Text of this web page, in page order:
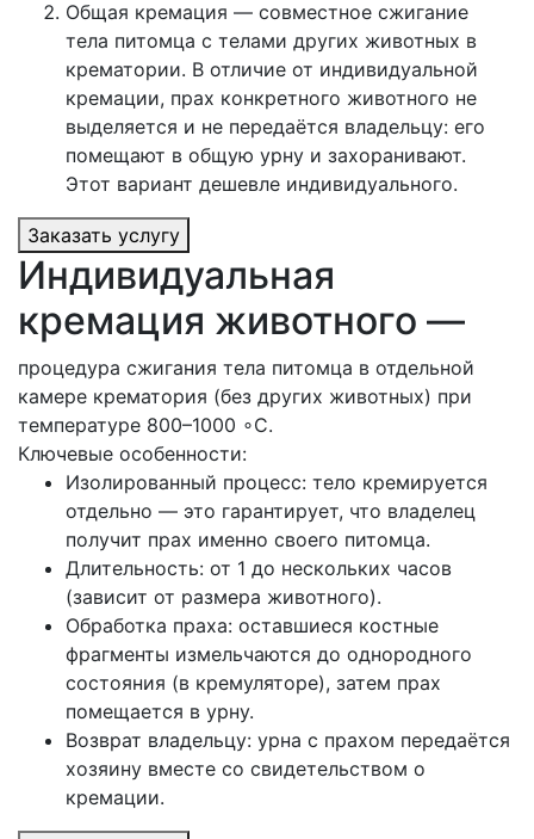
Общая кремация — совместное сжигание
тела питомца с телами других животных в
крематории. В отличие от индивидуальной
кремации, прах конкретного животного не
выделяется и не передаётся владельцу: его
помещают в общую урну и захоранивают.
Этот вариант дешевле индивидуального.
Заказать услугу
Индивидуальная
кремация животного —
процедура сжигания тела питомца в отдельной
камере крематория (без других животных) при
температуре 800–1000 ∘C.
Ключевые особенности:
Изолированный процесс: тело кремируется
отдельно — это гарантирует, что владелец
получит прах именно своего питомца.
Длительность: от 1 до нескольких часов
(зависит от размера животного).
Обработка праха: оставшиеся костные
фрагменты измельчаются до однородного
состояния (в кремуляторе), затем прах
помещается в урну.
Возврат владельцу: урна с прахом передаётся
хозяину вместе со свидетельством о
кремации.